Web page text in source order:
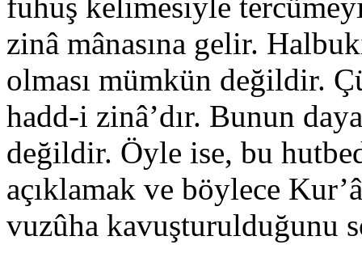
fuhuş kelimesiyle
zinâ mânasına gelir.
olması mümkün değildir.
hadd-i zinâ’dır. Bunun
değildir. Öyle ise, bu
açıklamak ve böylece
vuzûha kavuşturulduğunu